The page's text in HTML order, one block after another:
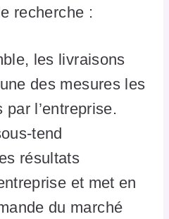
recherche :
les livraisons
des mesures les
l’entreprise.
tend
résultats
et met en
du marché